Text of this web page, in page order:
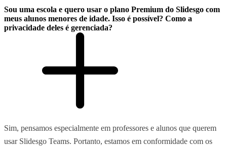
Sou uma escola e quero usar o plano Premium do Slidesgo com
meus alunos menores de idade. Isso é possível? Como a
privacidade deles é gerenciada?
Sim, pensamos especialmente em professores e alunos que querem
usar Slidesgo Teams. Portanto, estamos em conformidade com os